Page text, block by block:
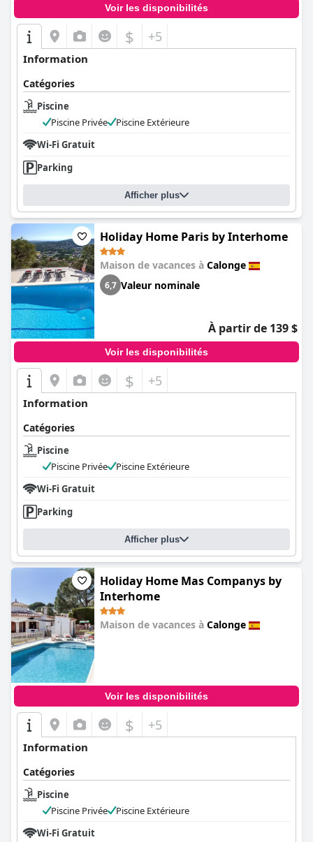
Voir les disponibilités
$ +5
Information
Catégories
Piscine
Piscine Privée
Piscine Extérieure
Wi-Fi Gratuit
Parking
Afficher plus
Holiday Home Paris by Interhome
Maison de vacances à Calonge
6,7 Valeur nominale
À partir de 139 $
Voir les disponibilités
$ +5
Information
Catégories
Piscine
Piscine Privée
Piscine Extérieure
Wi-Fi Gratuit
Parking
Afficher plus
Holiday Home Mas Companys by
Interhome
Maison de vacances à Calonge
Voir les disponibilités
$ +5
Information
Catégories
Piscine
Piscine Privée
Piscine Extérieure
Wi-Fi Gratuit